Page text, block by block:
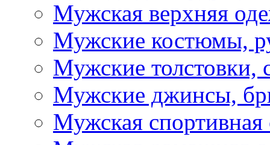
Мужская верхняя
Мужские костюмы,
Мужские толстовки,
Мужские джинсы,
Мужская спортивная